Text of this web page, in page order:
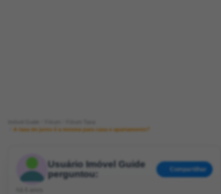
A taxa de juros é a mesma para casa e apartamento?
Usuário Imóvel Guide
perguntou:
Compartilhar